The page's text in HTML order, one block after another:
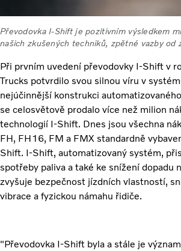
Převodovka I-Shift je pozitivním výsledkem
našich zkušených techniků, zpětné vazby od
Při prvním uvedení převodovky I-Shift v
Trucks potvrdilo svou silnou víru v
nejúčinnější konstrukci
se celosvětově prodalo více než milion
technologií I-Shift. Dnes jsou všechna
FH, FH16, FM a FMX standardně
Shift. I-Shift, automatizovaný systém,
spotřeby paliva a také ke snížení dopadu
zvyšuje bezpečnost jízdních vlastností,
vibrace a fyzickou námahu řidiče.
"Převodovka I-Shift byla a stále je